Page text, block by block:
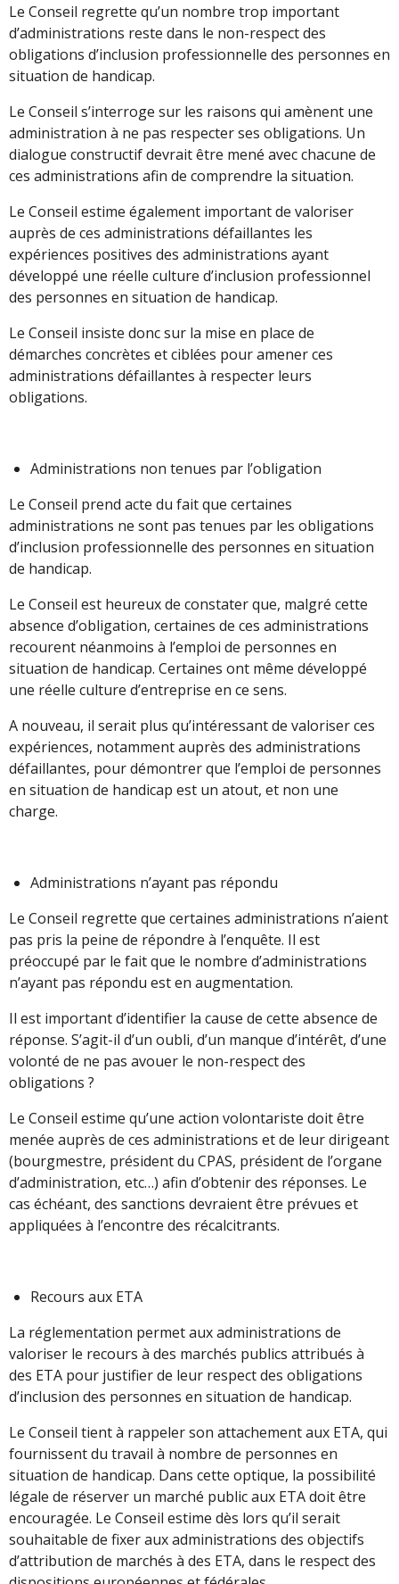
Le Conseil regrette qu’un nombre trop important
d’administrations reste dans le non-respect des
obligations d’inclusion professionnelle des personnes en
situation de handicap.
Le Conseil s’interroge sur les raisons qui amènent une
administration à ne pas respecter ses obligations. Un
dialogue constructif devrait être mené avec chacune de
ces administrations afin de comprendre la situation.
Le Conseil estime également important de valoriser
auprès de ces administrations défaillantes les
expériences positives des administrations ayant
développé une réelle culture d’inclusion professionnel
des personnes en situation de handicap.
Le Conseil insiste donc sur la mise en place de
démarches concrètes et ciblées pour amener ces
administrations défaillantes à respecter leurs
obligations.
Administrations non tenues par l’obligation
Le Conseil prend acte du fait que certaines
administrations ne sont pas tenues par les obligations
d’inclusion professionnelle des personnes en situation
de handicap.
Le Conseil est heureux de constater que, malgré cette
absence d’obligation, certaines de ces administrations
recourent néanmoins à l’emploi de personnes en
situation de handicap. Certaines ont même développé
une réelle culture d’entreprise en ce sens.
A nouveau, il serait plus qu’intéressant de valoriser ces
expériences, notamment auprès des administrations
défaillantes, pour démontrer que l’emploi de personnes
en situation de handicap est un atout, et non une
charge.
Administrations n’ayant pas répondu
Le Conseil regrette que certaines administrations n’aient
pas pris la peine de répondre à l’enquête. Il est
préoccupé par le fait que le nombre d’administrations
n’ayant pas répondu est en augmentation.
Il est important d’identifier la cause de cette absence de
réponse. S’agit-il d’un oubli, d’un manque d’intérêt, d’une
volonté de ne pas avouer le non-respect des
obligations ?
Le Conseil estime qu’une action volontariste doit être
menée auprès de ces administrations et de leur dirigeant
(bourgmestre, président du CPAS, président de l’organe
d’administration, etc…) afin d’obtenir des réponses. Le
cas échéant, des sanctions devraient être prévues et
appliquées à l’encontre des récalcitrants.
Recours aux ETA
La réglementation permet aux administrations de
valoriser le recours à des marchés publics attribués à
des ETA pour justifier de leur respect des obligations
d’inclusion des personnes en situation de handicap.
Le Conseil tient à rappeler son attachement aux ETA, qui
fournissent du travail à nombre de personnes en
situation de handicap. Dans cette optique, la possibilité
légale de réserver un marché public aux ETA doit être
encouragée. Le Conseil estime dès lors qu’il serait
souhaitable de fixer aux administrations des objectifs
d’attribution de marchés à des ETA, dans le respect des